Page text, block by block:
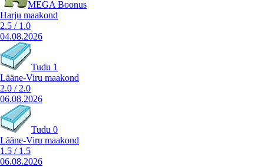
MEGA Boonus
Harju maakond
2.5 / 1.0
04.08.2026
Tudu 1
Lääne-Viru maakond
2.0 / 2.0
06.08.2026
Tudu 0
Lääne-Viru maakond
1.5 / 1.5
06.08.2026